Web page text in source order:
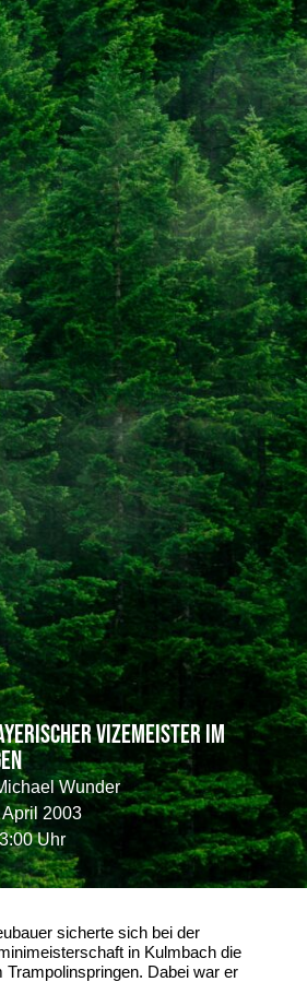
Vizemeister im
Wunder
April 2003
Uhr
sicherte sich bei der
in Kulmbach die
Dabei war er